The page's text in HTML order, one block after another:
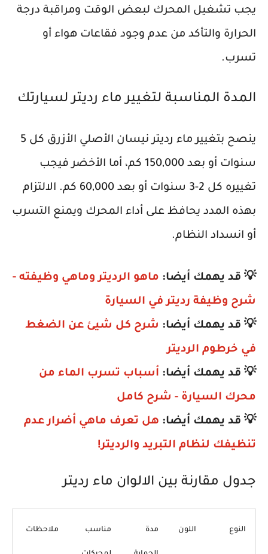
يجب تشغيل المحرك لبعض الوقت ومراقبة درجة
الحرارة والتأكد من عدم وجود فقاعات هواء أو
تسرب.
المدة المناسبة لتغيير ماء رديتر لسيارتك
ينصح بتغيير ماء رديتر نيسان
الأصلي الأزرق كل 5
سنوات أو بعد 150,000 كم، أما الأخضر فيجب
تغييره كل 2-3 سنوات أو بعد 60,000 كم. الالتزام
بهذه المدد يحافظ على أداء المحرك ويمنع التسرب
أو انسداد النظام.
💡 قد يهمك أيضا: ماهو الرديتر وماهي وظيفته -
شرح وظيفة رديتر في السيارة
💡 قد يهمك أيضا: شرح كل شيئ عن الضغط
في خرطوم الرديتر
💡 قد يهمك أيضا: أسباب تسرب الماء من
محرك السيارة - شرح كامل
💡 قد يهمك أيضا: هل تعرف ماهي أضرار عدم
تنظيفك لنظام التبريد والرديتر!
جدول مقارنة بين الالوان ماء رديتر
النوع اللون مدة مناسب ملاحظات